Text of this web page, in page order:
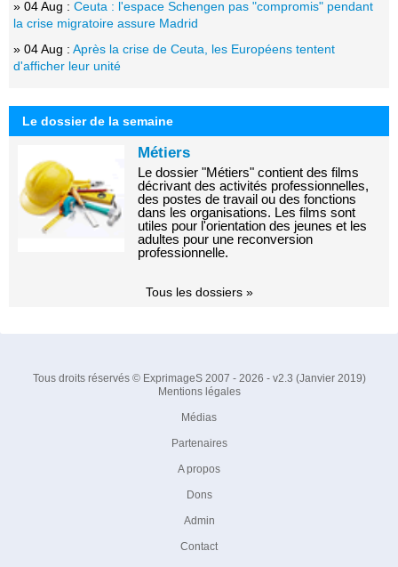
» 04 Aug : Ceuta : l'espace Schengen pas "compromis" pendant
la crise migratoire assure Madrid
» 04 Aug : Après la crise de Ceuta, les Européens tentent
d'afficher leur unité
Le dossier de la semaine
Métiers
Le dossier "Métiers" contient des films
décrivant des activités professionnelles,
des postes de travail ou des fonctions
dans les organisations. Les films sont
utiles pour l'orientation des jeunes et les
adultes pour une reconversion
professionnelle.
Tous les dossiers »
Tous droits réservés © ExprimageS 2007 - 2026 - v2.3 (Janvier 2019)
Mentions légales
Médias
Partenaires
A propos
Dons
Admin
Contact